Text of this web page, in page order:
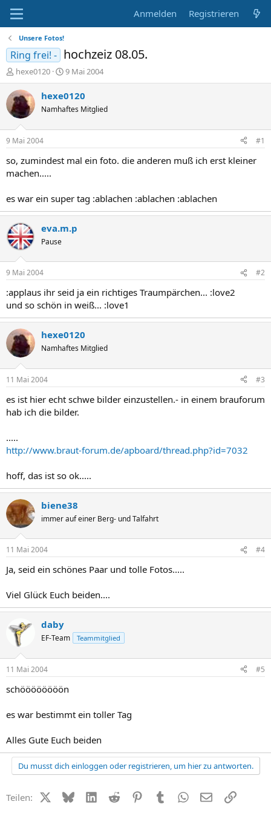
Anmelden Registrieren
Unsere Fotos!
Ring frei! - hochzeiz 08.05.
E
r
s
t
e
l
e
hexe0120
E
r
s
t
e
t
a
9 Mai 2004
hexe0120
Namhaftes Mitglied
9 Mai 2004 #1
so, zumindest mal ein foto. die anderen muß ich erst kleiner
machen.....
es war ein super tag :ablachen :ablachen :ablachen
eva.m.p
Pause
9 Mai 2004 #2
:applaus ihr seid ja ein richtiges Traumpärchen... :love2
und so schön in weiß... :love1
hexe0120
Namhaftes Mitglied
11 Mai 2004 #3
es ist hier echt schwe bilder einzustellen.- in einem brauforum
hab ich die bilder.
.....
http://www.braut-forum.de/apboard/thread.php?id=7032
hoff, das ist so ok.....
biene38
immer auf einer Berg- und Talfahrt
11 Mai 2004 #4
Ja, seid ein schönes Paar und tolle Fotos.....
Viel Glück Euch beiden....
daby
EF-Team Teammitglied
11 Mai 2004 #5
schöööööööön
es war bestimmt ein toller Tag
Alles Gute Euch beiden
Du musst dich einloggen oder registrieren, um hier zu antworten.
Teilen: X (Twitter)
BlueskyLinkedIn
Reddit PinterestTumblr WhatsApp
E-MailLink